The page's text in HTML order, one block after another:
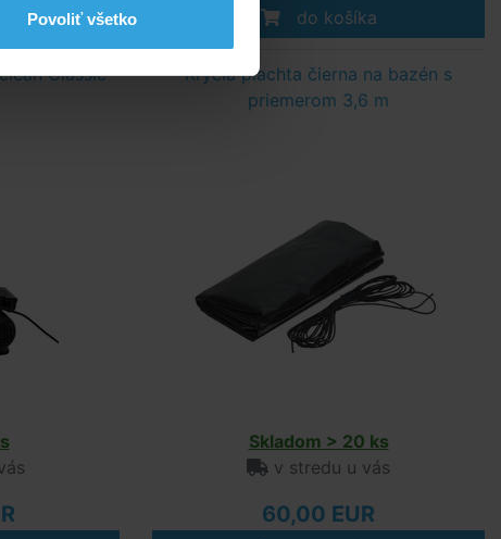
Povoliť všetko do košíka
Classic
Krycia plachta čierna na bazén s
priemerom 3,6 m
Skladom > 20 ks
v stredu u vás
60,00 EUR